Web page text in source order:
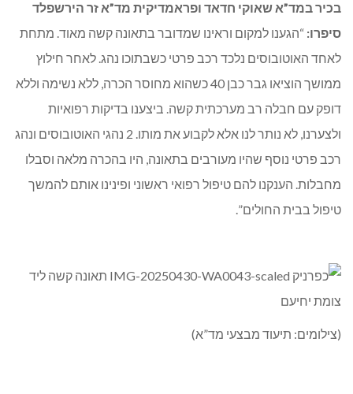
טיפול בבית החולים”.
(צילומים: תיעוד מבצעי מד”א)
בני הובה חובש ביחידת האופנועים של איחוד הצלה מסר
הרכב שנהרג עקב אופי הפציעות הקשות מהן סבל. כמו כן הענקנו
בזירה סיוע רפואי לשני נפגעים קל”.